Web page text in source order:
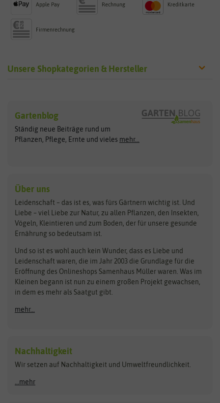
Apple Pay Rechnung Kreditkarte
Firmenrechnung
Unsere Shopkategorien & Hersteller
Exotische Samen
Gemüsesamen
Gründünger
Kräutersamen
Obstsamen
Pilzbrut
Rasensamen
Steckzwiebeln
Zimmer & Kübelpflanzen
Kataloge
Schnäppchen
Anzucht & Gartenzubehör
Anzuchtschalen
Heizmatte & Heizkabel
Kokos-Quelltabletten
Zimmergewächshaus
Arche Noah
ASB Greenworld
Benary
Bingenheimer Saatgut
BioBalu
Bionana
BIOWOL
Blumicorn
Bûten Birds
Carl Pabst
Clever Pots
COMPO
Dürr-Samen
elho
Feldsaaten Freudenberger
Fertil
Flora Elite
Florissa
Flortis
Hortitops
Gartenblog
Ständig neue Beiträge rund um
Pflanzen, Pflege, Ernte und vieles mehr...
Über uns
Leidenschaft – das ist es, was fürs Gärtnern wichtig ist. Und
Liebe – viel Liebe zur Natur, zu allen Pflanzen, den Insekten,
Vögeln, Kleintieren und zum Boden, der für unsere gesunde
Ernährung so bedeutsam ist.
Und so ist es wohl auch kein Wunder, dass es Liebe und
Leidenschaft waren, die im Jahr 2003 die Grundlage für die
Eröffnung des Onlineshops Samenhaus Müller waren. Was im
Kleinen begann ist nun zu einem großen Projekt gewachsen,
in dem es mehr als Saatgut gibt.
mehr...
Nachhaltigkeit
Wir setzen auf Nachhaltigkeit und Umweltfreundlichkeit.
...mehr